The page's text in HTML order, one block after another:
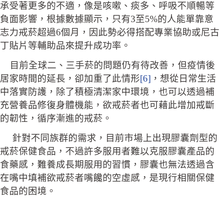
承受著更多的不適，像是咳嗽、痰多、呼吸不順暢等
負面影響，根據數據顯示，只有3至5%的人能單靠意
志力戒菸超過6個月，因此勢必得搭配專業協助或尼古
丁貼片等輔助品來提升成功率。
目前全球二、三手菸的問題仍有待改善，但疫情後
居家時間的延長，卻加重了此情形[6] ，想從日常生活
中落實防護，除了積極清潔家中環境，也可以透過補
充營養品修復身體機能，欲戒菸者也可藉此增加戒斷
的韌性，循序漸進的戒菸。
針對不同族群的需求，目前市場上出現膠囊劑型的
戒菸保健食品，不過許多服用者難以克服膠囊產品的
食藥感，難養成長期服用的習慣，膠囊也無法透過含
在嘴中填補欲戒菸者嘴饞的空虛感，是現行相關保健
食品的困境。